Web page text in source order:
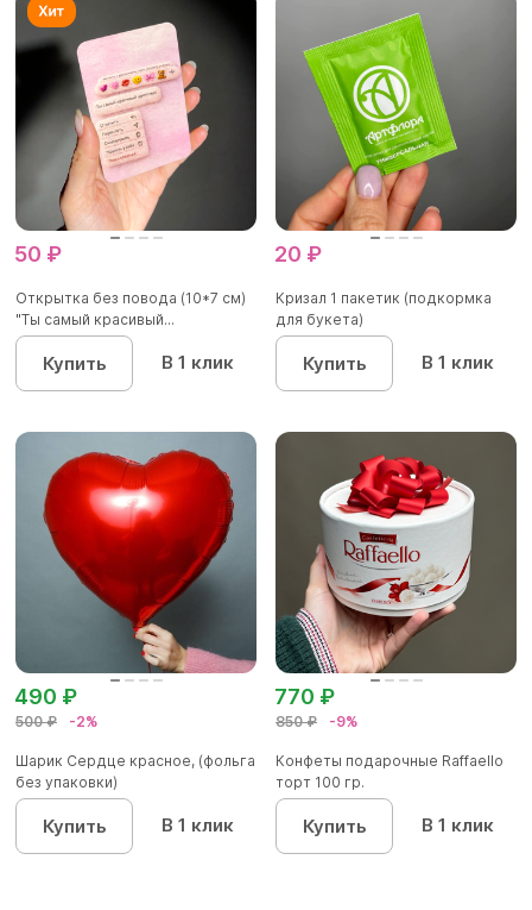
50 ₽
Открытка без повода (10*7 см)
"Ты самый красивый...
Купить В 1 клик
20 ₽
Кризал 1 пакетик (подкормка
для букета)
Купить В 1 клик
500 ₽ -2%
490 ₽
Шарик Сердце красное, (фольга
без упаковки)
Купить В 1 клик
850 ₽ -9%
770 ₽
Конфеты подарочные Raffaello
торт 100 гр.
Купить В 1 клик